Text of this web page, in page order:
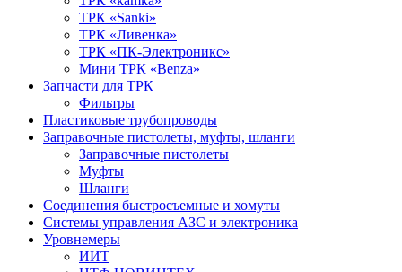
ТРК «Sanki»
ТРК «Ливенка»
ТРК «ПК-Электроникс»
Мини ТРК «Benza»
Запчасти для ТРК
Фильтры
Пластиковые трубопроводы
Заправочные пистолеты, муфты, шланги
Заправочные пистолеты
Муфты
Шланги
Соединения быстросъемные и хомуты
Системы управления АЗС и электроника
Уровнемеры
ИИТ